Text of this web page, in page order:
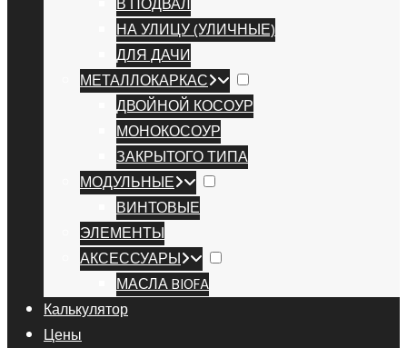
НА УЛИЦУ (УЛИЧНЫЕ)
ДЛЯ ДАЧИ
МЕТАЛЛОКАРКАС
ДВОЙНОЙ КОСОУР
МОНОКОСОУР
ЗАКРЫТОГО ТИПА
МОДУЛЬНЫЕ
ВИНТОВЫЕ
ЭЛЕМЕНТЫ
АКСЕССУАРЫ
МАСЛА BIOFA
Калькулятор
Цены